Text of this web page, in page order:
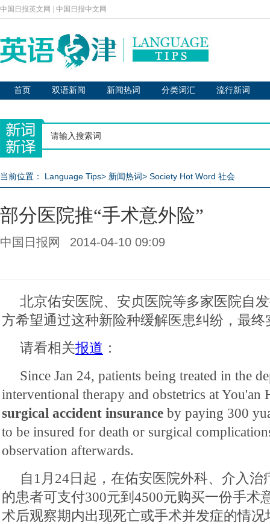
中国日报英文网 中国日报中文网
首页 双语新闻 新闻热词 分类词汇 流行新词
当前位置： Language Tips> 新闻热词> Society Hot Word 社会
部分医院推“手术意外险”
中国日报网 2014-04-10 09:09
北京佑安医院、安贞医院等多家医院自
方希望通过这种新险种缓解医患纠纷，最
请看相关报道 ：
Since Jan 24, patients being treated in the
interventional therapy and obstetrics at You'an
surgical accident insurance by paying 300
to be insured for death or surgical
observation afterwards.
自1月24日起，在佑安医院外科、介入
的患者可支付300元到4500元购买一份手术
术后观察期内出现死亡或手术并发症的情